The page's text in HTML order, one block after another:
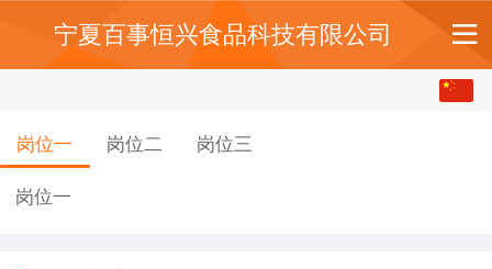
宁夏百事恒兴食品科技有限公司
岗位一 岗位二 岗位三
岗位一